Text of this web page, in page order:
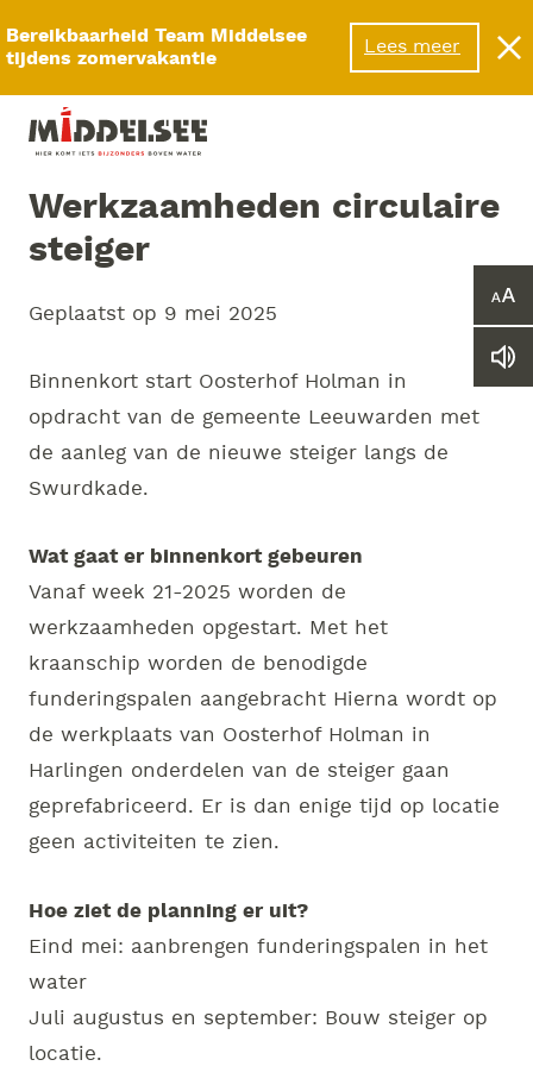
Bereikbaarheid Team Middelsee
tijdens zomervakantie
Lees meer
Menu
of
Werkzaamheden circulaire
steiger
Geplaatst op 9 mei 2025
Binnenkort start Oosterhof Holman in
opdracht van de gemeente Leeuwarden met
de aanleg van de nieuwe steiger langs de
Swurdkade.
Wat gaat er binnenkort gebeuren
Vanaf week 21-2025 worden de
werkzaamheden opgestart. Met het
kraanschip worden de benodigde
funderingspalen aangebracht Hierna wordt op
de werkplaats van Oosterhof Holman in
Harlingen onderdelen van de steiger gaan
geprefabriceerd. Er is dan enige tijd op locatie
geen activiteiten te zien.
Hoe ziet de planning er uit?
Eind mei: aanbrengen funderingspalen in het
water
Juli augustus en september: Bouw steiger op
locatie.